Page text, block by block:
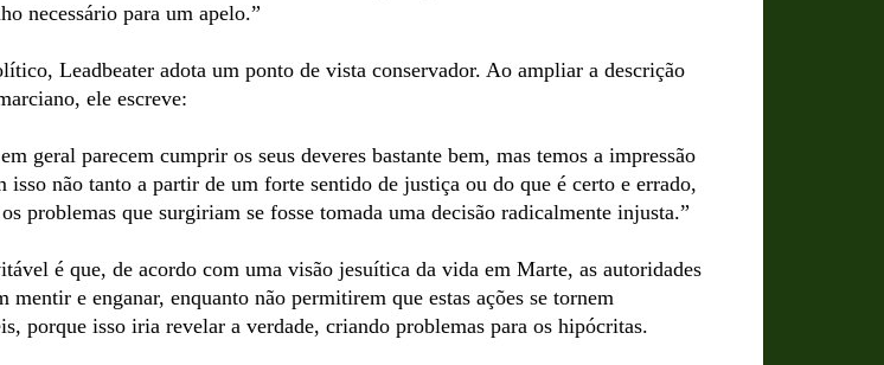
necessário para um apelo.”
Leadbeater adota um ponto de vista conservador. Ao ampliar a descrição
ele escreve:
geral parecem cumprir os seus deveres bastante bem, mas temos a impressão
isso não tanto a partir de um forte sentido de justiça ou do que é certo e errado,
problemas que surgiriam se fosse tomada uma decisão radicalmente injusta.”
é que, de acordo com uma visão jesuítica da vida em Marte, as autoridades
mentir e enganar, enquanto não permitirem que estas ações se tornem
porque isso iria revelar a verdade, criando problemas para os hipócritas.